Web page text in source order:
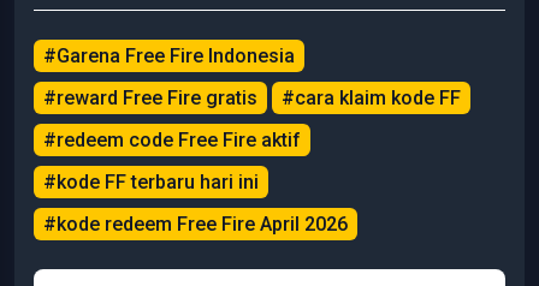
#Garena Free Fire Indonesia
#reward Free Fire gratis
#cara klaim kode FF
#redeem code Free Fire aktif
#kode FF terbaru hari ini
#kode redeem Free Fire April 2026